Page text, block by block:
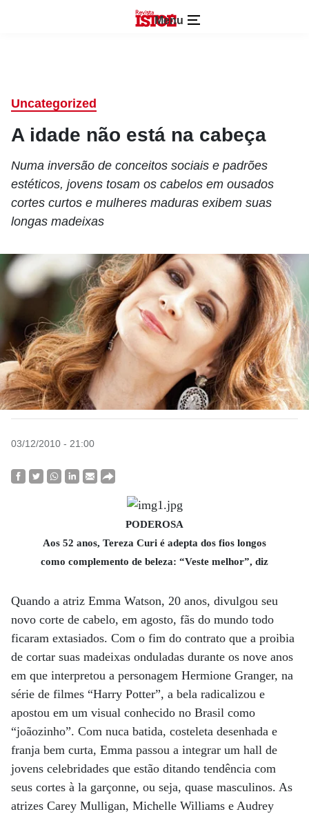
Menu
Uncategorized
A idade não está na cabeça
Numa inversão de conceitos sociais e padrões
estéticos, jovens tosam os cabelos em ousados
cortes curtos e mulheres maduras exibem suas
longas madeixas
03/12/2010 - 21:00
PODEROSA
Aos 52 anos, Tereza Curi é adepta dos fios longos
como complemento de beleza: “Veste melhor”, diz
Quando a atriz Emma Watson, 20 anos, divulgou seu
novo corte de cabelo, em agosto, fãs do mundo todo
ficaram extasiados. Com o fim do contrato que a proibia
de cortar suas madeixas onduladas durante os nove anos
em que interpretou a personagem Hermione Granger, na
série de filmes “Harry Potter”, a bela radicalizou e
apostou em um visual conhecido no Brasil como
“joãozinho”. Com nuca batida, costeleta desenhada e
franja bem curta, Emma passou a integrar um hall de
jovens celebridades que estão ditando tendência com
seus cortes à la garçonne, ou seja, quase masculinos. As
atrizes Carey Mulligan, Michelle Williams e Audrey